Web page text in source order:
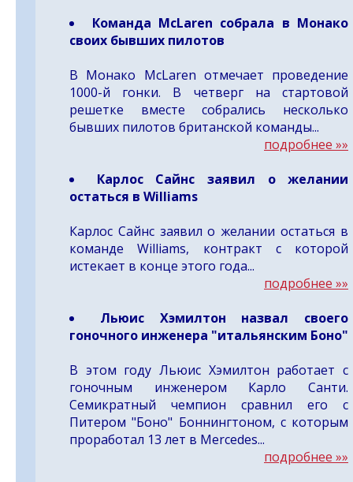
Команда McLaren собрала в Монако
своих бывших пилотов
В Монако McLaren отмечает проведение
1000-й гонки. В четверг на стартовой
решетке вместе собрались несколько
бывших пилотов британской команды...
подробнее »»
Карлос Сайнс заявил о желании
остаться в Williams
Карлос Сайнс заявил о желании остаться в
команде Williams, контракт с которой
истекает в конце этого года...
подробнее »»
Льюис Хэмилтон назвал своего
гоночного инженера "итальянским Боно"
В этом году Льюис Хэмилтон работает с
гоночным инженером Карло Санти.
Семикратный чемпион сравнил его с
Питером "Боно" Боннингтоном, с которым
проработал 13 лет в Mercedes...
подробнее »»